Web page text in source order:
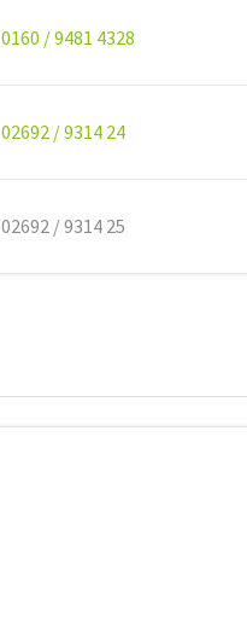
0160 / 9481 4328
02692 / 9314 24
02692 / 9314 25